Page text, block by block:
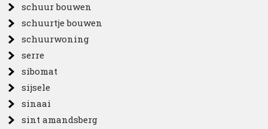
schuur bouwen
schuurtje bouwen
schuurwoning
serre
sibomat
sijsele
sinaai
sint amandsberg